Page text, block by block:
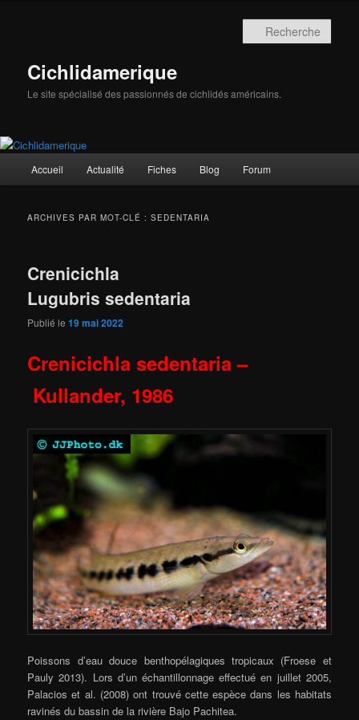
Cichlidamerique
Le site spécialisé des passionnés de cichlidés américains.
principal
Accueil Actualité Fiches Blog Forum
ARCHIVES PAR MOT-CLÉ :SEDENTARIA
Crenicichla
Lugubris sedentaria
Publié le19 mai 2022
Crenicichla sedentaria –
Kullander, 1986
Poissons d’eau douce benthopélagiques tropicaux (Froese et
Pauly 2013). Lors d’un échantillonnage effectué en juillet 2005,
Palacios et al. (2008) ont trouvé cette espèce dans les habitats
ravinés du bassin de la rivière Bajo Pachitea.